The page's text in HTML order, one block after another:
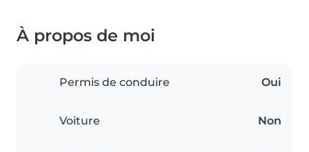
À propos de moi
Permis de conduire Oui
Voiture Non